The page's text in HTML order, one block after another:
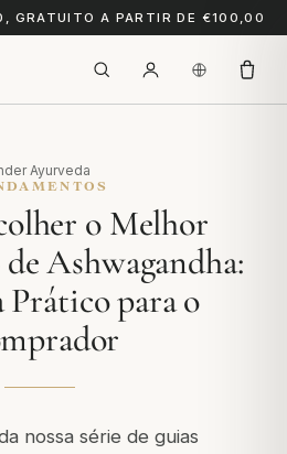
GRATUITO A PARTIR DE €100,00
Ayurveda
o Melhor
Ashwagandha:
para o
nossa série de guias